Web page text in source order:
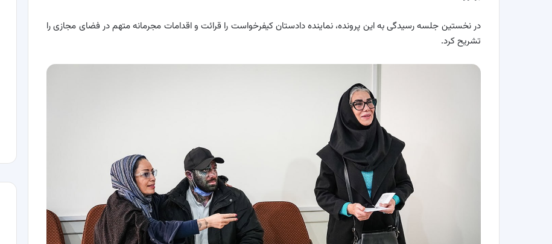
در نخستین جلسه رسیدگی به این پرونده، نماینده دادستان کیفرخواست را قرائت و اقدامات مجرمانه متهم در فضای مجازی را
تشریح کرد.